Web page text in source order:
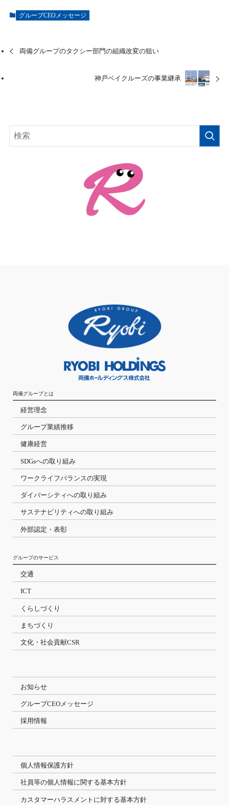
グループCEOメッセージ
両備グループのタクシー部門の組織改変の狙い
神戸ベイクルーズの事業継承
両備グループとは
経営理念
グループ業績推移
健康経営
SDGsへの取り組み
ワークライフバランスの実現
ダイバーシティへの取り組み
サステナビリティへの取り組み
外部認定・表彰
グループのサービス
交通
ICT
くらしづくり
まちづくり
文化・社会貢献CSR
お知らせ
グループCEOメッセージ
採用情報
個人情報保護方針
社員等の個人情報に関する基本方針
カスタマーハラスメントに対する基本方針